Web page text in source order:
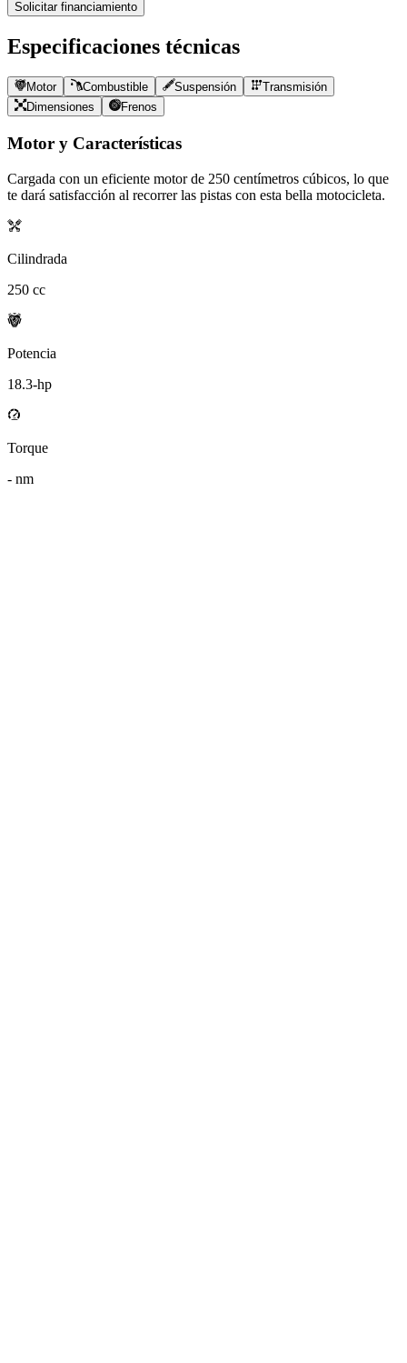
Solicitar financiamiento
Especificaciones técnicas
Motor Combustible Suspensión
Transmisión
Dimensiones
Frenos
Motor y Características
Cargada con un eficiente motor de 250 centímetros cúbicos, lo que
te dará satisfacción al recorrer las pistas con esta bella motocicleta.
Cilindrada
250 cc
Potencia
18.3-hp
Torque
- nm